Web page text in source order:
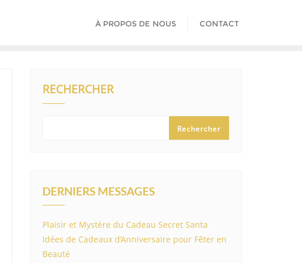
À PROPOS DE NOUS CONTACT
RECHERCHER
Rechercher
DERNIERS MESSAGES
Plaisir et Mystère du Cadeau Secret Santa
Idées de Cadeaux d’Anniversaire pour Fêter en
Beauté